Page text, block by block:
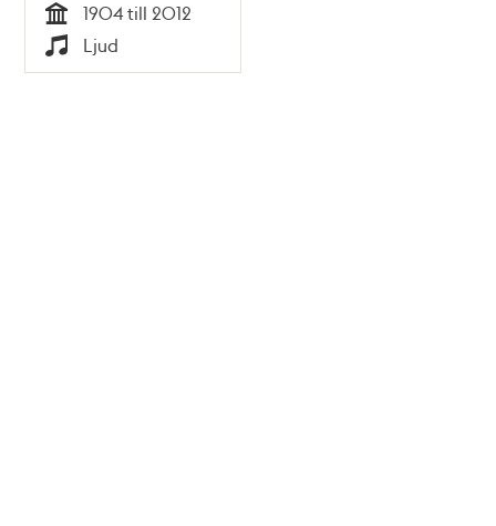
Tid
1904 till 2012
Typ
Ljud